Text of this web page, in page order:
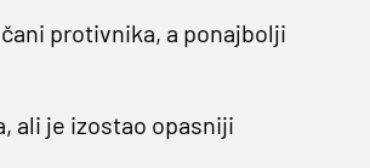
protivnika, a ponajbolji
ali je izostao opasniji